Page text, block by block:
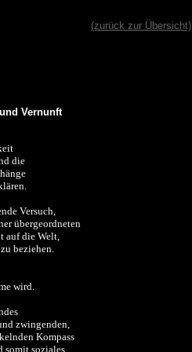
(zurück zur Übersicht)
Vernunft
die
Versuch,
übergeordneten
auf die Welt,
beziehen.
wird.
zwingenden,
Kompass
somit soziales